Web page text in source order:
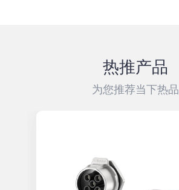
热推产品
为您推荐当下热品